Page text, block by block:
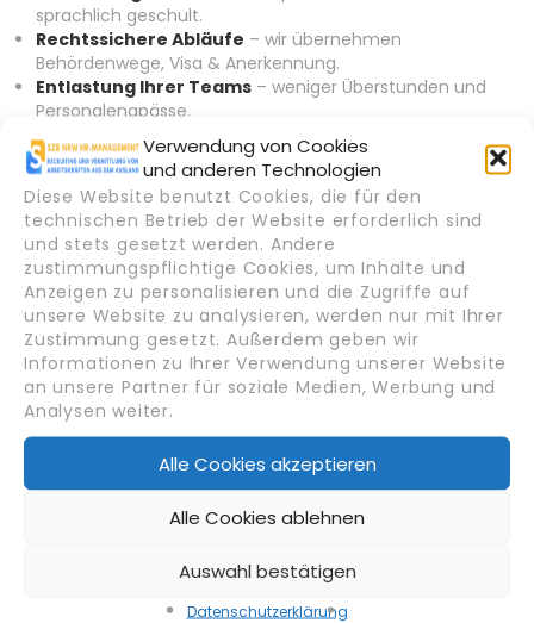
Verwendung von Cookies
und anderen Technologien
Diese Website benutzt Cookies, die für den
technischen Betrieb der Website erforderlich sind
und stets gesetzt werden. Andere
zustimmungspflichtige Cookies, um Inhalte und
Anzeigen zu personalisieren und die Zugriffe auf
unsere Website zu analysieren, werden nur mit Ihrer
Zustimmung gesetzt. Außerdem geben wir
Informationen zu Ihrer Verwendung unserer Website
an unsere Partner für soziale Medien, Werbung und
Analysen weiter.
Alle Cookies akzeptieren
Alle Cookies ablehnen
Auswahl bestätigen
Datenschutz­erklärung
sprachlich geschult.
Rechtssichere Abläufe – wir übernehmen
Behördenwege, Visa & Anerkennung.
Entlastung Ihrer Teams – weniger Überstunden und
Personalengpässe.
Langfristige Bindung
– unsere Kandidaten sind auf
dauerhafte Beschäftigung eingestellt.
Warum SZB NRW
HR-
Management?
Spezialisierung auf Transport & Logistikmit Fokus
auf internationale Kandidaten.
Partnernetzwerk in Usbekistan
Transparente Prozessevon der Rekrutierung bis
Individuelle Lösungen– egal ob 1 Fahrer oder 50